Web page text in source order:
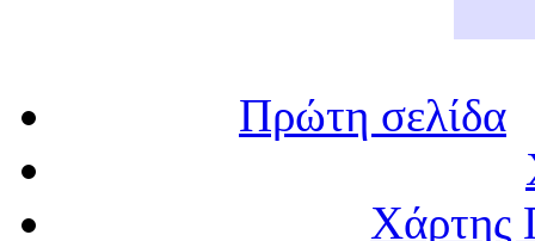
Πρώτη σελίδα
Χάρτης